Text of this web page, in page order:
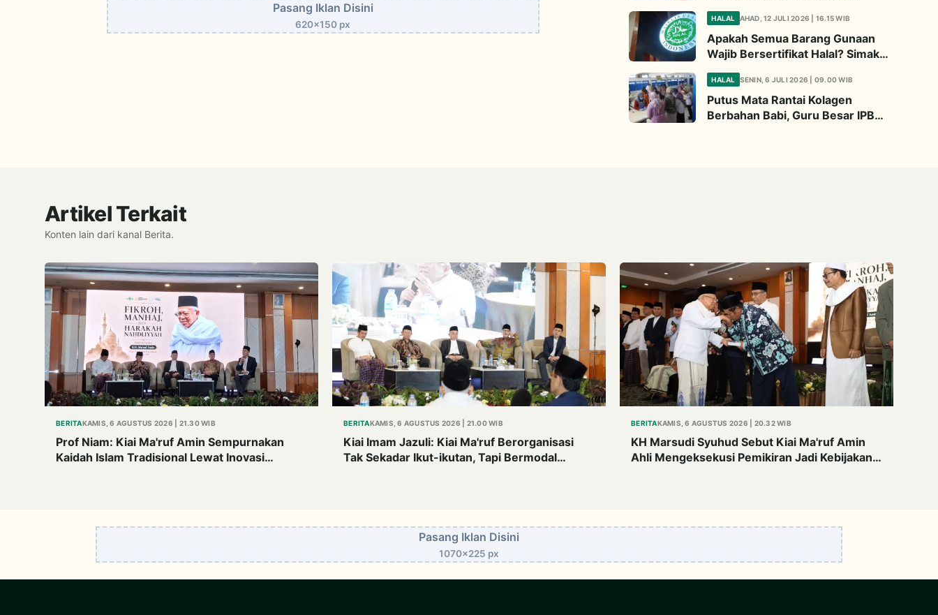
Pasang Iklan Disini
620x150 px
Penjelasannya
HALAL AHAD, 12 JULI 2026 | 16.15 WIB
Apakah Semua Barang Gunaan
Wajib Bersertifikat Halal? Simak
HALAL SENIN, 6 JULI 2026 | 09.00 WIB
Putus Mata Rantai Kolagen
Berbahan Babi, Guru Besar IPB
Artikel Terkait
Konten lain dari kanal Berita.
BERITAKAMIS, 6 AGUSTUS 2026 | 21.30 WIB
Prof Niam: Kiai Ma'ruf Amin Sempurnakan
Kaidah Islam Tradisional Lewat Inovasi
BERITAKAMIS, 6 AGUSTUS 2026 | 21.00 WIB
Kiai Imam Jazuli: Kiai Ma'ruf Berorganisasi
Tak Sekadar Ikut-ikutan, Tapi Bermodal
BERITAKAMIS, 6 AGUSTUS 2026 | 20.32 WIB
KH Marsudi Syuhud Sebut Kiai Ma'ruf Amin
Ahli Mengeksekusi Pemikiran Jadi Kebijakan
Pasang Iklan Disini
1070x225 px